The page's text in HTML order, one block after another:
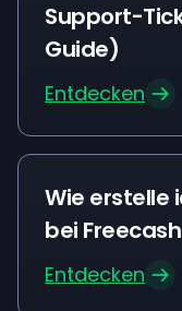
Support-
Guide)
Entdecken
Wie erstelle
bei Freecash
Entdecken